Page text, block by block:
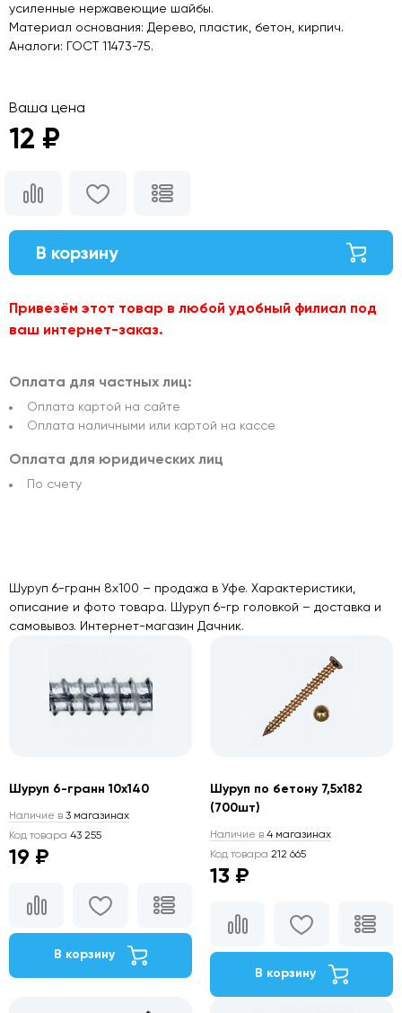
усиленные нержавеющие шайбы.
Материал основания: Дерево, пластик, бетон, кирпич.
Аналоги: ГОСТ 11473-75.
Ваша цена
12 ₽
В корзину
Привезём этот товар в любой удобный филиал под
ваш интернет-заказ.
Оплата для частных лиц:
Оплата картой на сайте
Оплата наличными или картой на кассе
Оплата для юридических лиц
По счету
Шуруп 6-гранн 8х100 – продажа в Уфе. Характеристики,
описание и фото товара. Шуруп 6-гр головкой – доставка и
самовывоз. Интернет-магазин Дачник.
Шуруп 6-гранн 10х140
Наличие в 3 магазинах
Код товара 43 255
19 ₽
В корзину
Шуруп по бетону 7,5х182
(700шт)
Наличие в 4 магазинах
Код товара 212 665
13 ₽
В корзину